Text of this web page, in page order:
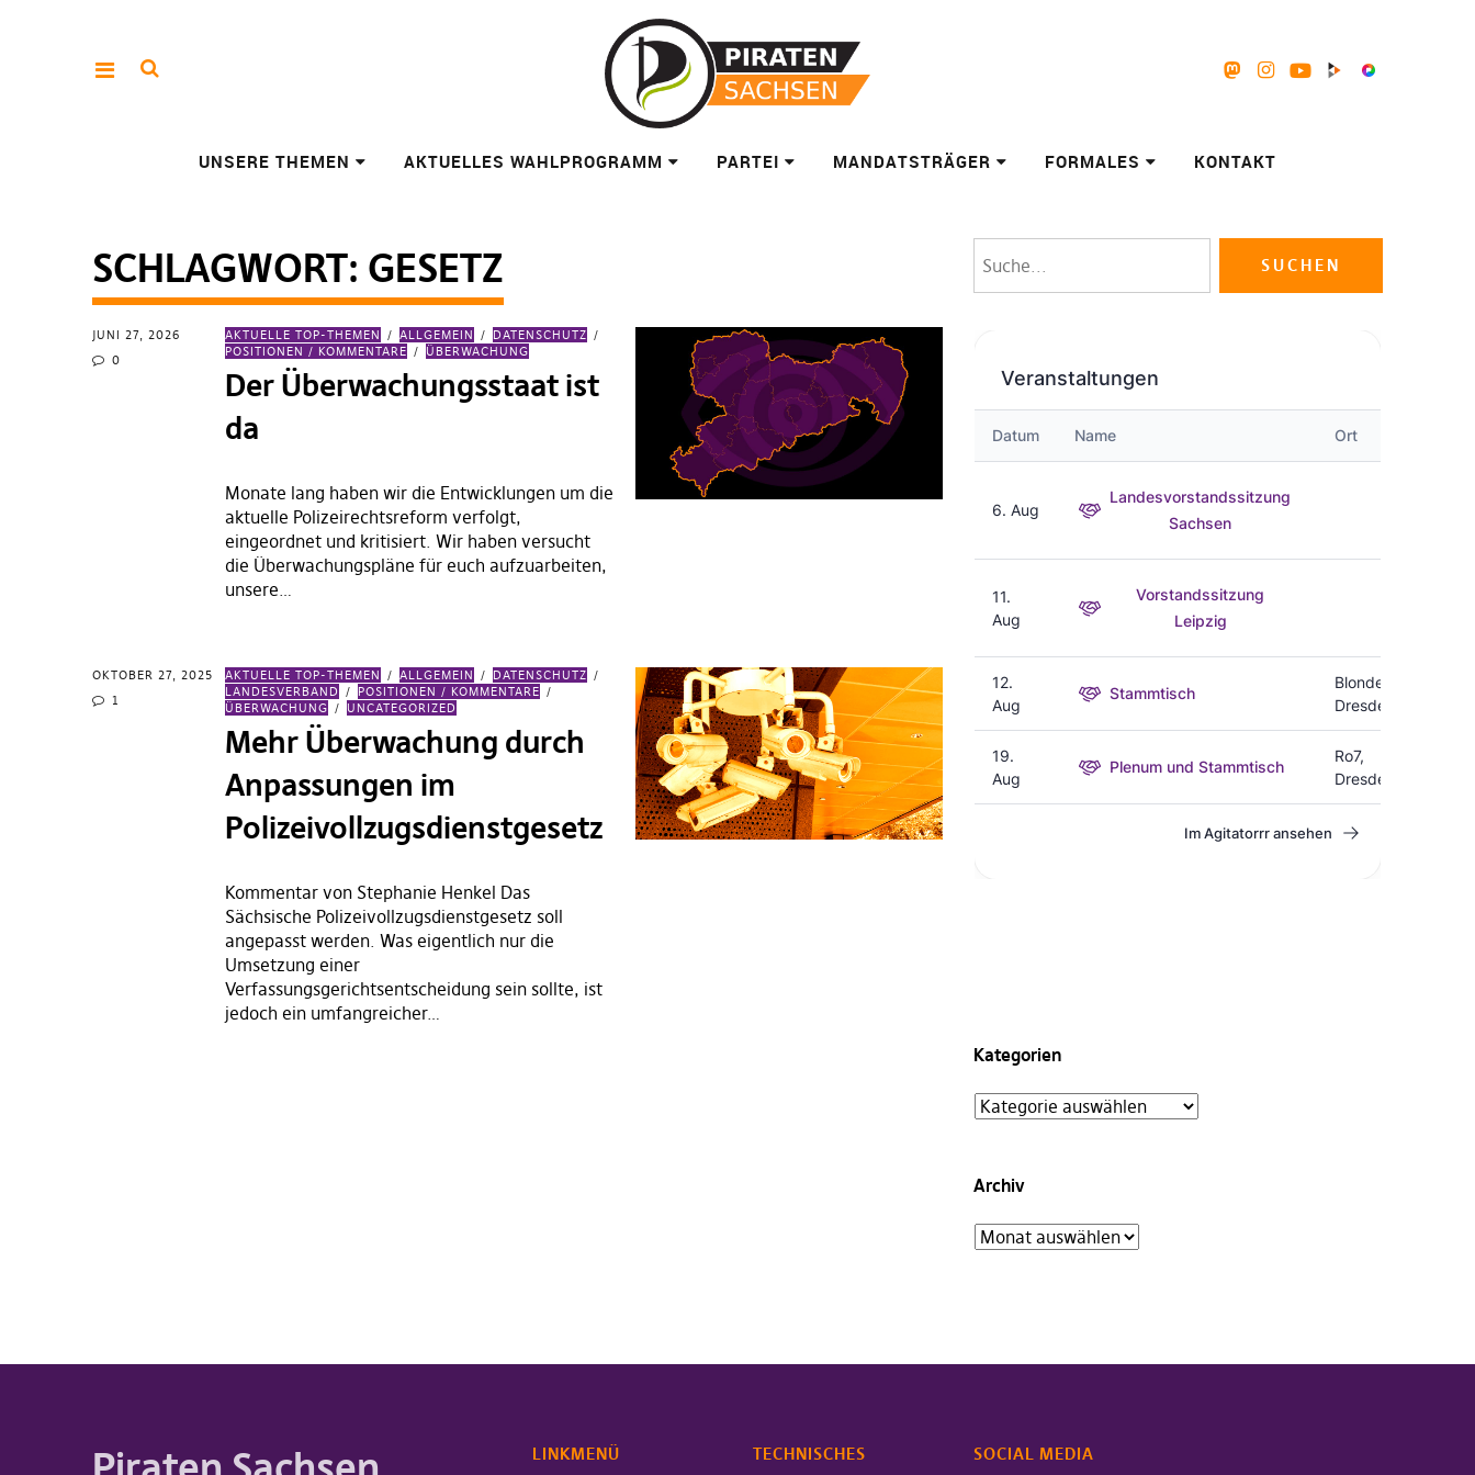
UNSERE THEMEN AKTUELLES WAHLPROGRAMM PARTEI MANDATSTRÄGER FORMALES KONTAKT
SCHLAGWORT: GESETZ
JUNI 27, 2026
0
AKTUELLE TOP-THEMEN ALLGEMEIN
DATENSCHUTZ
POSITIONEN / KOMMENTARE
ÜBERWACHUNG
Der Überwachungsstaat ist
da
Monate lang haben wir die Entwicklungen um die
aktuelle Polizeirechtsreform verfolgt,
eingeordnet und kritisiert. Wir haben versucht
die Überwachungspläne für euch aufzuarbeiten,
unsere…
OKTOBER 27, 2025
1
AKTUELLE TOP-THEMEN ALLGEMEIN
DATENSCHUTZ
LANDESVERBAND
POSITIONEN / KOMMENTARE
ÜBERWACHUNG
UNCATEGORIZED
Mehr Überwachung durch
Anpassungen im
Polizeivollzugsdienstgesetz
Kommentar von Stephanie Henkel Das
Sächsische Polizeivollzugsdienstgesetz soll
angepasst werden. Was eigentlich nur die
Umsetzung einer
Verfassungsgerichtsentscheidung sein sollte, ist
jedoch ein umfangreicher…
Kategorien
Archiv
LINKMENÜ TECHNISCHES SOCIAL MEDIA